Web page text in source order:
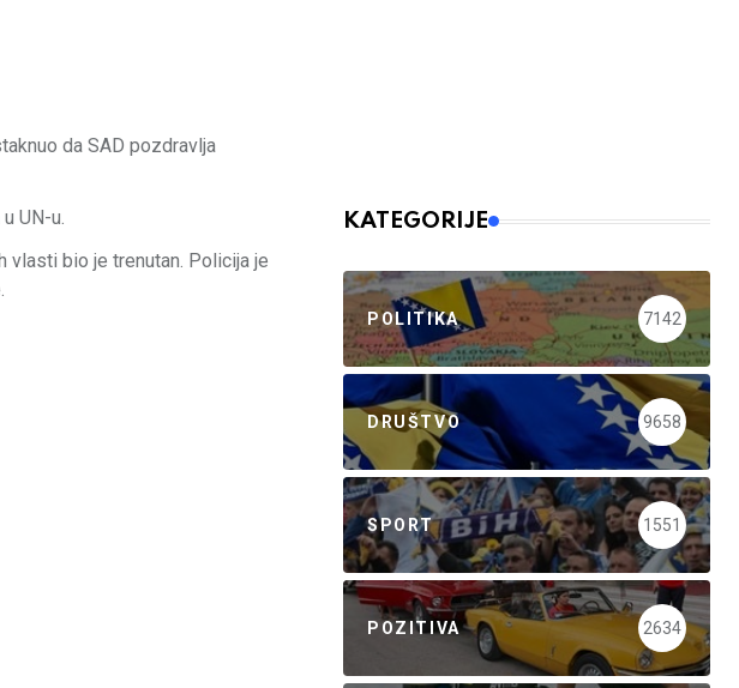
da SAD pozdravlja
UN-u.
vlasti bio je trenutan. Policija je
KATEGORIJE
POLITIKA 7142
DRUŠTVO 9658
SPORT 1551
POZITIVA 2634